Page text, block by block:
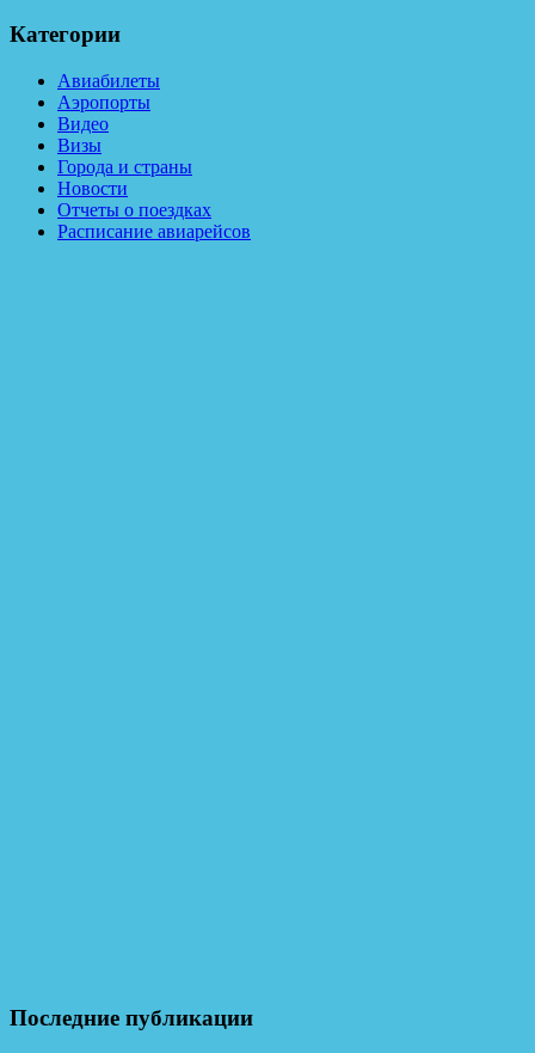
Категории
Авиабилеты
Аэропорты
Видео
Визы
Города и страны
Новости
Отчеты о поездках
Расписание авиарейсов
Последние публикации